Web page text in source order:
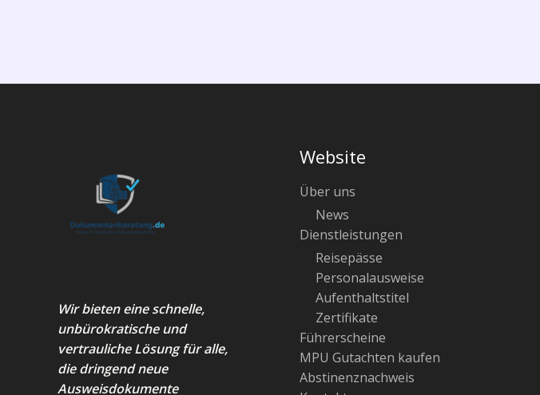
Wir bieten eine schnelle,
unbürokratische und
vertrauliche Lösung für alle,
die dringend neue
Ausweisdokumente
Website
Über uns
News
Dienstleistungen
Reisepässe
Personalausweise
Aufenthaltstitel
Zertifikate
Führerscheine
MPU Gutachten kaufen
Abstinenznachweis